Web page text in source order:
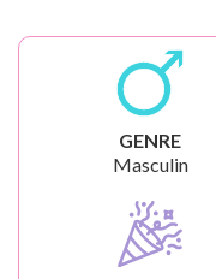
GENRE
Masculin